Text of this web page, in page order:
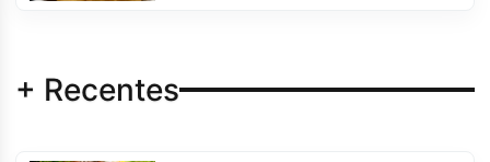
+ Recentes